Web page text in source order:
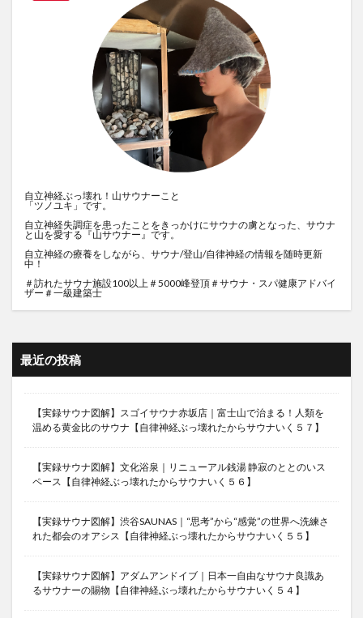
自立神経ぶっ壊れ！山サウナーこと
「ツノユキ」です。
自立神経失調症を患ったことをきっかけにサウナの虜となった、サウナ
と山を愛する『山サウナー』です。
自立神経の療養をしながら、サウナ/登山/自律神経の情報を随時更新
中！
＃訪れたサウナ施設100以上＃5000峰登頂＃サウナ・スパ健康アドバイ
ザー＃一級建築士
最近の投稿
【実録サウナ図解】スゴイサウナ赤坂店｜富士山で治まる！人類を
温める黄金比のサウナ【自律神経ぶっ壊れたからサウナいく５７】
【実録サウナ図解】文化浴泉｜リニューアル銭湯 静寂のととのいス
ペース【自律神経ぶっ壊れたからサウナいく５６】
【実録サウナ図解】渋谷SAUNAS｜“思考”から“感覚”の世界へ洗練さ
れた都会のオアシス【自律神経ぶっ壊れたからサウナいく５５】
【実録サウナ図解】アダムアンドイブ｜日本一自由なサウナ良識あ
るサウナーの賜物【自律神経ぶっ壊れたからサウナいく５４】